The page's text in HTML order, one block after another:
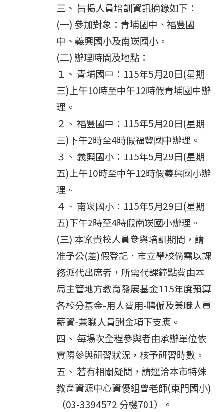
三、 旨揭人員培訓資訊摘錄如下：
(一) 參加對象：青埔國中、福豐國
中、義興國小及南崁國小。
(二) 辦理時間及地點：
１、 青埔國中：115年5月20日(星期
三)上午10時至中午12時假青埔國中辦
理。
２、 福豐國中：115年5月20日(星期
三)下午2時至4時假福豐國中辦理。
３、 義興國小：115年5月29日(星期
五)上午10時至中午12時假義興國小辦
理。
４、 南崁國小：115年5月29日(星期
五)下午2時至4時假南崁國小辦理。
(三) 本案貴校人員參與培訓期間，請
准予公(差)假登記，市立學校倘需以課
務派代出席者，所需代課鐘點費由本
局主管地方教育發展基金115年度預算
各校分基金-用人費用-聘僱及兼職人員
薪資-兼職人員酬金項下支應。
四、 每場次全程參與者由承辦單位依
實際參與研習狀況，核予研習時數。
五、 若有相關疑問，請逕洽本市特殊
教育資源中心資優組曾老師(東門國小)
（03-3394572 分機701）。